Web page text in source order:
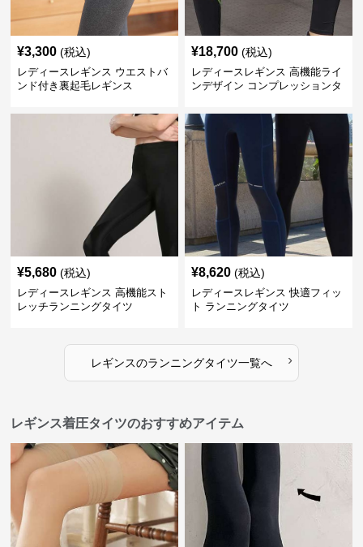
¥3,300 (税込)
レディースレギンス ウエストバ
ンド付き裏起毛レギンス
¥18,700 (税込)
レディースレギンス 高機能ライ
ンデザイン コンプレッションタ
¥5,680 (税込)
レディースレギンス 高機能スト
レッチランニングタイツ
¥8,620 (税込)
レディースレギンス 快適フィッ
ト ランニングタイツ
レギンスのランニングタイツ一覧へ ›
レギンス着圧タイツのおすすめアイテム